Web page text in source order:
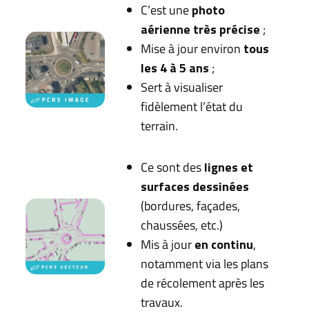
C’est unephoto
aérienne très précise ;
Mise à jour environ tous
les 4 à 5 ans ;
Sert à visualiser
fidèlement l’état du
terrain.
Ce sont deslignes et
surfaces dessinées
(bordures, façades,
chaussées, etc.)
Mis à jouren continu,
notamment via les plans
de récolement après les
travaux.